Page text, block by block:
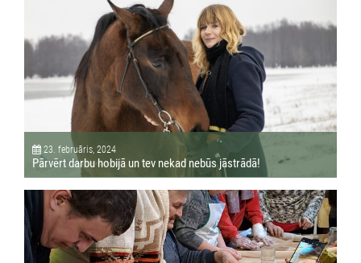
23. februāris, 2024
Pārvērt darbu hobijā un tev nekad nebūs jāstrādā!